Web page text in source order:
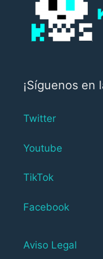
¡Síguenos en
Twitter
Youtube
TikTok
Facebook
Aviso Legal